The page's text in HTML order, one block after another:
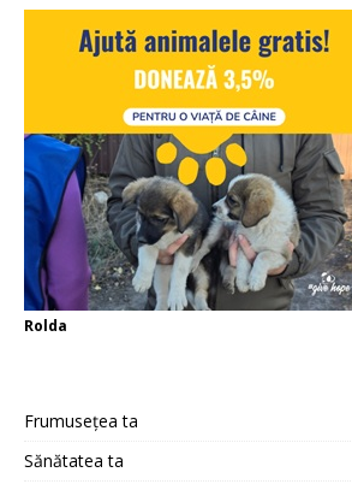
Rolda
Frumusețea ta
Sănătatea ta